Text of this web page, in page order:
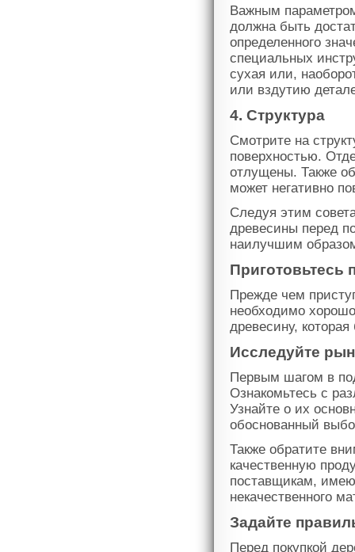
Важным
должна быть
определенного
специальных
сухая или,
или вздутию
4. Структура
Смотрите на
поверхностью.
отлущены. Также
может негативно
Следуя этим
древесины перед
наилучшим
Приготовьтесь
Прежде чем
необходимо
древесину,
Исследуйте
Первым шагом в
Ознакомьтесь с
Узнайте о их
обоснованный
Также обратите
качественную
поставщикам,
некачественного
Задайте
Перед покупкой